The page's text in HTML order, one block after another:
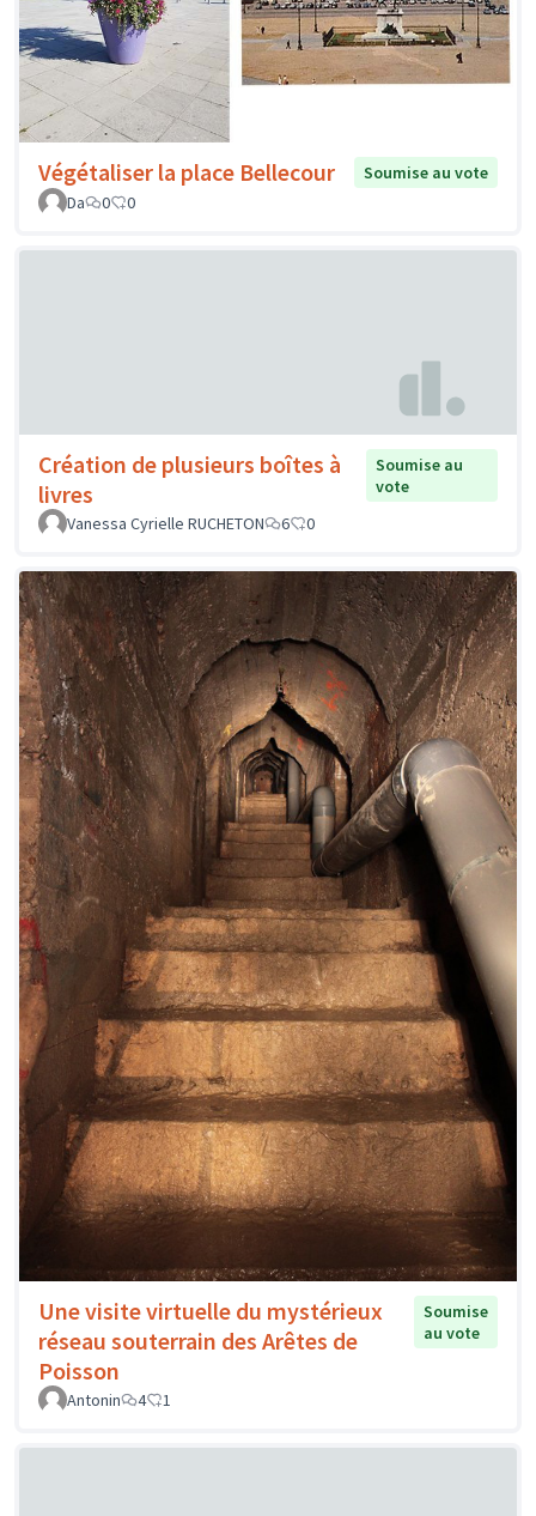
Végétaliser la place Bellecour
Soumise au vote
Da
0 0
Création de plusieurs boîtes à
livres
Soumise au
vote
Vanessa Cyrielle RUCHETON
6 0
Une visite virtuelle du mystérieux
réseau souterrain des Arêtes de
Poisson
Soumise
au vote
Antonin 4 1